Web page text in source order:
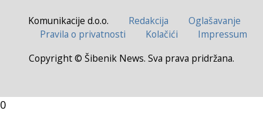
Komunikacije d.o.o. Redakcija
Oglašavanje
Pravila o privatnosti
Kolačići
Impressum
Copyright © Šibenik News. Sva prava pridržana.
0